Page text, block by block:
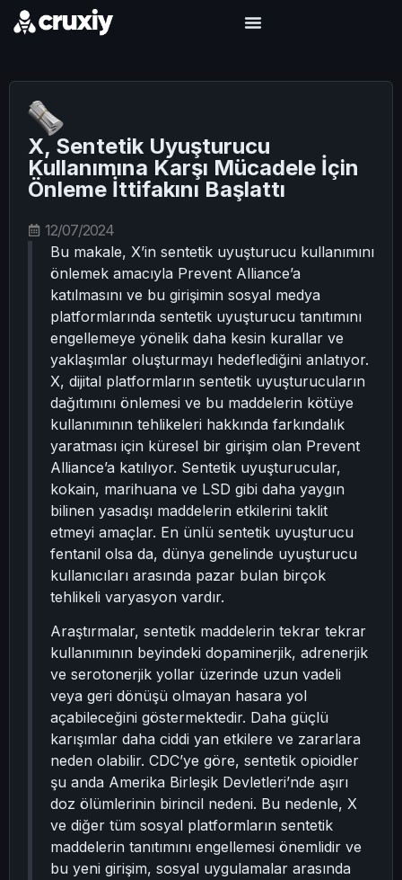
X, Sentetik Uyuşturucu
Kullanımına Karşı Mücadele İçin
Önleme İttifakını Başlattı
12/07/2024
Bu makale, X’in sentetik uyuşturucu kullanımını
önlemek amacıyla Prevent Alliance’a
katılmasını ve bu girişimin sosyal medya
platformlarında sentetik uyuşturucu tanıtımını
engellemeye yönelik daha kesin kurallar ve
yaklaşımlar oluşturmayı hedeflediğini anlatıyor.
X, dijital platformların sentetik uyuşturucuların
dağıtımını önlemesi ve bu maddelerin kötüye
kullanımının tehlikeleri hakkında farkındalık
yaratması için küresel bir girişim olan Prevent
Alliance’a katılıyor. Sentetik uyuşturucular,
kokain, marihuana ve LSD gibi daha yaygın
bilinen yasadışı maddelerin etkilerini taklit
etmeyi amaçlar. En ünlü sentetik uyuşturucu
fentanil olsa da, dünya genelinde uyuşturucu
kullanıcıları arasında pazar bulan birçok
tehlikeli varyasyon vardır.
Araştırmalar, sentetik maddelerin tekrar tekrar
kullanımının beyindeki dopaminerjik, adrenerjik
ve serotonerjik yollar üzerinde uzun vadeli
veya geri dönüşü olmayan hasara yol
açabileceğini göstermektedir. Daha güçlü
karışımlar daha ciddi yan etkilere ve zararlara
neden olabilir. CDC’ye göre, sentetik opioidler
şu anda Amerika Birleşik Devletleri’nde aşırı
doz ölümlerinin birincil nedeni. Bu nedenle, X
ve diğer tüm sosyal platformların sentetik
maddelerin tanıtımını engellemesi önemlidir ve
bu yeni girişim, sosyal uygulamalar arasında